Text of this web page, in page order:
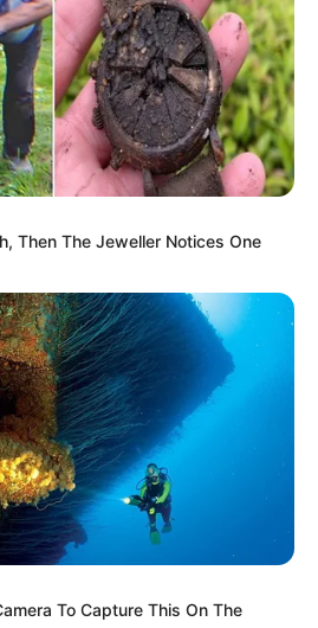
Transformations Of
Live Like A Horse